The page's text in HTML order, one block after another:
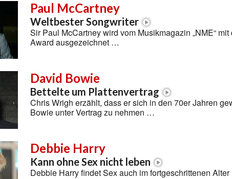
Paul McCartney
Weltbester Songwriter
Sir Paul McCartney wird vom Musikmagazin „NME“
Award ausgezeichnet …
David Bowie
Bettelte um Plattenvertrag
Chris Wrigh erzählt, dass er sich in den 70er Jahren
Bowie unter Vertrag zu nehmen …
Debbie Harry
Kann ohne Sex nicht leben
Debbie Harry findet Sex auch im fortgeschrittenen